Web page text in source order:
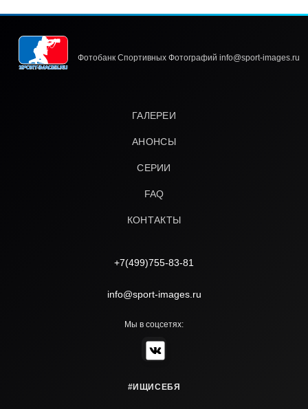
Фотобанк Спортивных Фотографий info@sport-images.ru
ГАЛЕРЕИ
АНОНСЫ
СЕРИИ
FAQ
КОНТАКТЫ
+7(499)755-83-81
info@sport-images.ru
Мы в соцсетях:
#ИЩИСЕБЯ